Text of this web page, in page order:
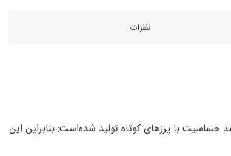
نظرات
حساسیت با پرزهای کوتاه تولید شده‌است: بنابراین این